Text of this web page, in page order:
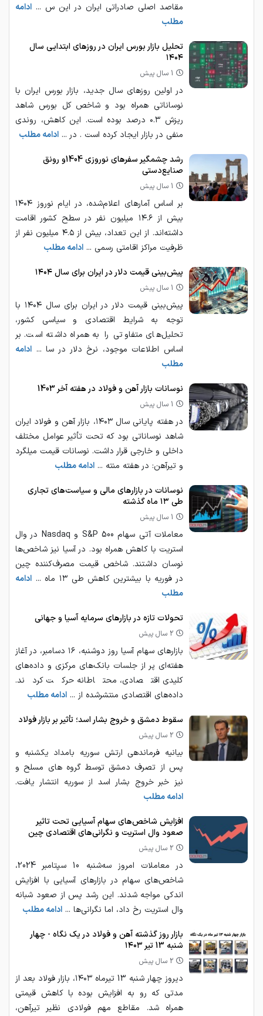
مقاصد اصلی صادراتی ایران در این س ... ادامه
مطلب
تحلیل بازار بورس ایران در روزهای ابتدایی سال
۱۴۰۴
1 سال پیش
در اولین روزهای سال جدید، بازار بورس ایران با
نوساناتی همراه بود و شاخص کل بورس شاهد
ریزش ۰.۳ درصد بوده است. این کاهش، روندی
منفی در بازار ایجاد کرده است . در ... ادامه مطلب
رشد چشمگیر سفرهای نوروزی 1404و رونق
صنایع‌دستی
1 سال پیش
بر اساس آمارهای اعلام‌شده، در ایام نوروز ۱۴۰۴
بیش از ۱۴.۶ میلیون نفر در سطح کشور اقامت
داشته‌اند. از این تعداد، بیش از ۴.۵ میلیون نفر از
ظرفیت مراکز اقامتی رسمی ... ادامه مطلب
پیش‌بینی قیمت دلار در ایران برای سال ۱۴۰۴
1 سال پیش
پیش‌بینی قیمت دلار در ایران برای سال ۱۴۰۴ با
توجه به شرایط اقتصادی و سیاسی کشور،
تحلیل‌های متفاوتی را به همراه داشته است. بر
اساس اطلاعات موجود، نرخ دلار در سا ... ادامه
مطلب
نوسانات بازار آهن و فولاد در هفته آخر 1403
1 سال پیش
در هفته پایانی سال ۱۴۰۳، بازار آهن و فولاد ایران
شاهد نوساناتی بود که تحت تأثیر عوامل مختلف
داخلی و خارجی قرار داشت. نوسانات قیمت میلگرد
و تیرآهن: در هفته منته ... ادامه مطلب
نوسانات در بازارهای مالی و سیاست‌های تجاری
طی ۱۳ ماه گذشته
1 سال پیش
معاملات آتی سهام S&P 500 و Nasdaq در وال
استریت با کاهش همراه بود. در آسیا نیز شاخص‌ها
نوسان داشتند. شاخص قیمت مصرف‌کننده چین
در فوریه با بیشترین کاهش طی ۱۳ ماه ...
ادامه
مطلب
تحولات تازه در بازارهای سرمایه آسیا و جهانی
2 سال پیش
بازارهای سهام آسیا روز دوشنبه، ۱۶ دسامبر، در آغاز
هفته‌ای پر از جلسات بانک‌های مرکزی و داده‌های
کلیدی اقتصادی، محتاطانه حرکت کردند.
داده‌های اقتصادی منتشرشده از ... ادامه مطلب
سقوط دمشق و خروج بشار اسد؛ تأثیر بر بازار فولاد
2 سال پیش
بیانیه فرماندهی ارتش سوریه بامداد یکشنبه و
پس از تصرف دمشق توسط گروه های مسلح و
نیز خبر خروج بشار اسد از سوریه انتشار یافت.
ادامه مطلب
افزایش شاخص‌های سهام آسیایی تحت تاثیر
صعود وال استریت و نگرانی‌های اقتصادی چین
2 سال پیش
در معاملات امروز سه‌شنبه 10 سپتامبر 2024،
شاخص‌های سهام در بازارهای آسیایی با افزایش
اندکی مواجه شدند. این رشد پس از صعود شبانه
وال استریت رخ داد، اما نگرانی‌ها ... ادامه مطلب
بازار روز گذشته آهن و فولاد در یک نگاه - چهار
شنبه 13 تیر ۱۴۰۳
2 سال پیش
دیروز چهار شنبه 13 تیرماه ۱۴۰۳، بازار فولاد بعد از
مدتی که رو به افزایش بوده با کاهش قیمتی
همراه شد. مقاطع مهم فولادی نظیر تیرآهن،